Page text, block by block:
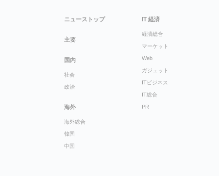
ニューストップ
主要
国内
社会
政治
海外
海外総合
韓国
中国
IT 経済
経済総合
マーケット
Web
ガジェット
ITビジネス
IT総合
PR